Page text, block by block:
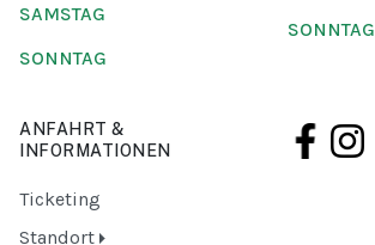
SAMSTAG
SONNTAG
SONNTAG
ANFAHRT &
INFORMATIONEN
Ticketing
Standort